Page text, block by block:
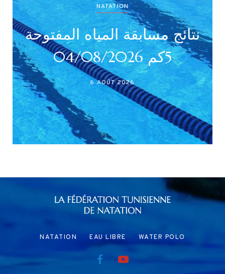
بطولة جميع الأصناف
(أداني /أصاغر/أواسط /
أكابر)
27 JUILLET 2026
NATATION EAU LIBRE WATER POLO